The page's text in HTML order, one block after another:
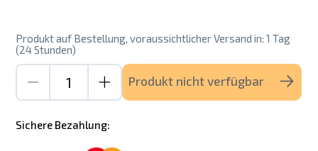
Produkt auf Bestellung, voraussichtlicher Versand in: 1 Tag
(24 Stunden)
Produkt nicht verfügbar
Sichere Bezahlung: